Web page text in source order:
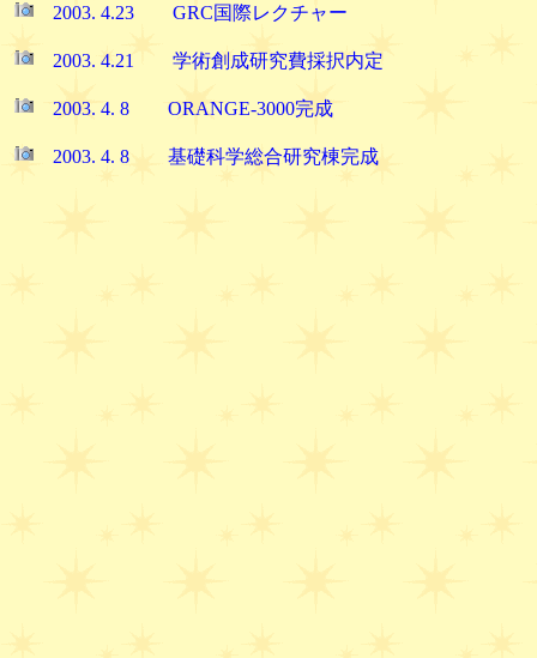
2003. 4.23 GRC国際レクチャー
2003. 4.21 学術創成研究費採択内定
2003. 4. 8 ORANGE-3000完成
2003. 4. 8 基礎科学総合研究棟完成